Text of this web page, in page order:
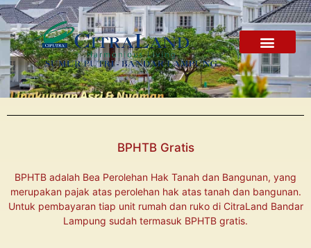
Skip
to
content
BPHTB Gratis
BPHTB adalah Bea Perolehan Hak Tanah dan Bangunan, yang
merupakan pajak atas perolehan hak atas tanah dan bangunan.
Untuk pembayaran tiap unit rumah dan ruko di CitraLand Bandar
Lampung sudah termasuk BPHTB gratis.